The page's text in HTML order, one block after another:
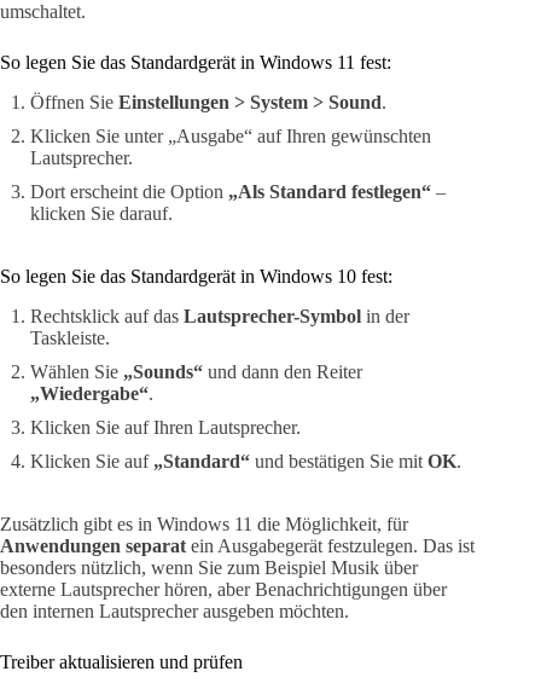
umschaltet.
So legen Sie das Standardgerät in Windows 11 fest:
Öffnen Sie Einstellungen > System > Sound.
Klicken Sie unter „Ausgabe“ auf Ihren gewünschten
Lautsprecher.
Dort erscheint die Option „Als Standard festlegen“ –
klicken Sie darauf.
So legen Sie das Standardgerät in Windows 10 fest:
Rechtsklick auf das Lautsprecher-Symbol in der
Taskleiste.
Wählen Sie „Sounds“ und dann den Reiter
„Wiedergabe“.
Klicken Sie auf Ihren Lautsprecher.
Klicken Sie auf „Standard“ und bestätigen Sie mit OK.
Zusätzlich gibt es in Windows 11 die Möglichkeit, für
Anwendungen separat ein Ausgabegerät festzulegen. Das ist
besonders nützlich, wenn Sie zum Beispiel Musik über
externe Lautsprecher hören, aber Benachrichtigungen über
den internen Lautsprecher ausgeben möchten.
Treiber aktualisieren und prüfen